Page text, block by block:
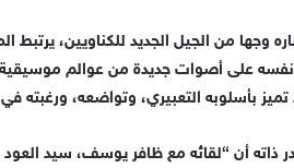
وجها من الجيل الجديد للكناويين،
على أصوات جديدة من عوالم موسيقية
تميز بأسلوبه التعبيري، وتواضعه، ورغبته
ذاته أن “لقائه مع ظافر يوسف، سيد